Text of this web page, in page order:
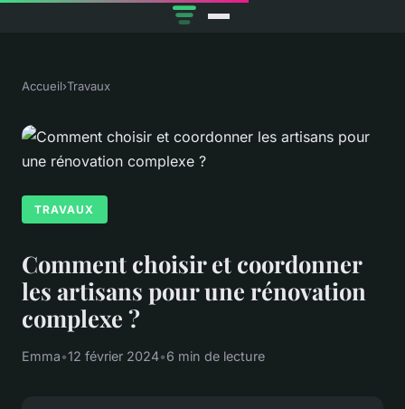
Accueil›Travaux
TRAVAUX
Comment choisir et coordonner
les artisans pour une rénovation
complexe ?
Emma•12 février 2024•6 min de lecture